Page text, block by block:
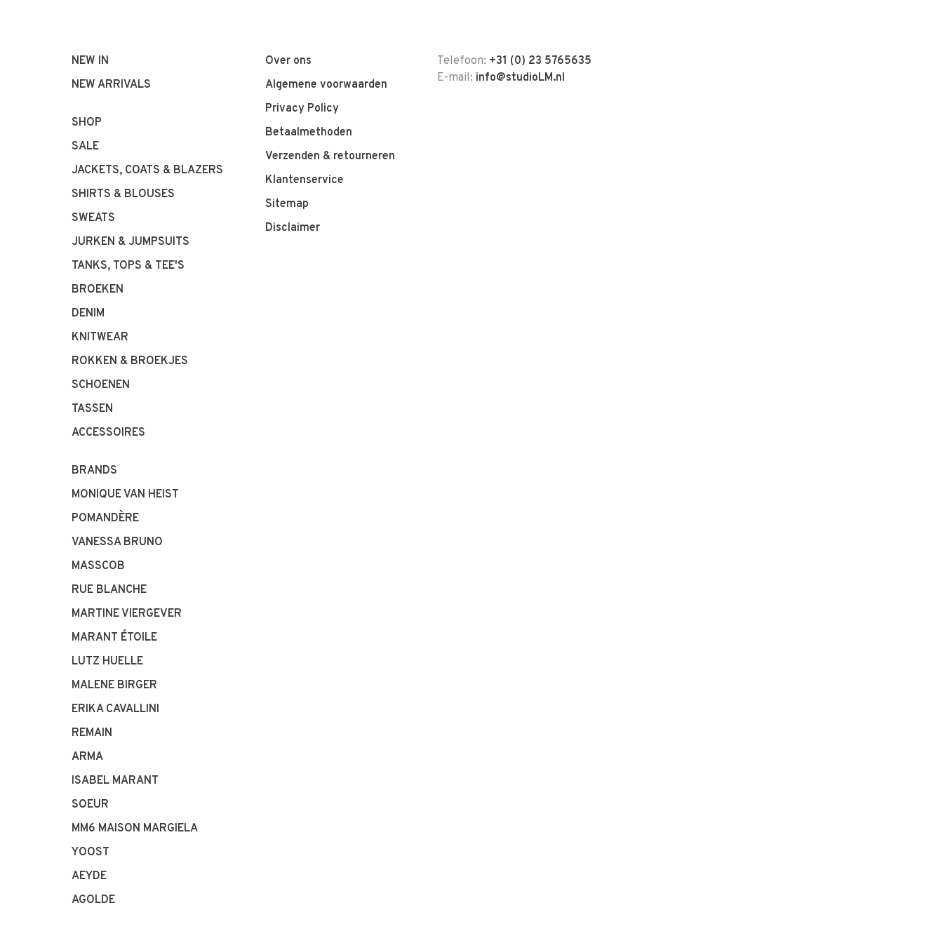
NEW IN
NEW ARRIVALS
SHOP
SALE
JACKETS, COATS & BLAZERS
SHIRTS & BLOUSES
SWEATS
JURKEN & JUMPSUITS
TANKS, TOPS & TEE'S
BROEKEN
DENIM
KNITWEAR
ROKKEN & BROEKJES
SCHOENEN
TASSEN
ACCESSOIRES
BRANDS
MONIQUE VAN HEIST
POMANDÈRE
VANESSA BRUNO
MASSCOB
RUE BLANCHE
MARTINE VIERGEVER
MARANT ÉTOILE
LUTZ HUELLE
MALENE BIRGER
ERIKA CAVALLINI
REMAIN
ARMA
ISABEL MARANT
SOEUR
MM6 MAISON MARGIELA
YOOST
AEYDE
AGOLDE
Over ons
Algemene voorwaarden
Privacy Policy
Betaalmethoden
Verzenden & retourneren
Klantenservice
Sitemap
Disclaimer
Telefoon: +31 (0) 23 5765635
E-mail: info@studioLM.nl